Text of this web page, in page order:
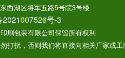
西湖区将军五路5号院3号楼
2021007526号-3
刷包装有限公司保留所有权利
打扰，否则我们将直接向相关厂家或